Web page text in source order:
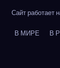
Сайт работает
В МИРЕ В